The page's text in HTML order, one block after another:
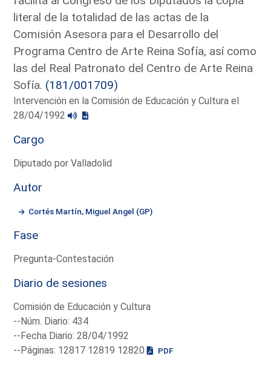
literal de la totalidad de las actas de la
Comisión Asesora para el Desarrollo del
Programa Centro de Arte Reina Sofía, así como
las del Real Patronato del Centro de Arte Reina
Sofía. (181/001709)
Intervención en la Comisión de Educación y Cultura el
28/04/1992
Cargo
Diputado por Valladolid
Autor
Cortés Martín, Miguel Angel (GP)
Fase
Pregunta-Contestación
Diario de sesiones
Comisión de Educación y Cultura
--Núm. Diario: 434
--Fecha Diario: 28/04/1992
--Páginas: 12817 12819 12820
PDF